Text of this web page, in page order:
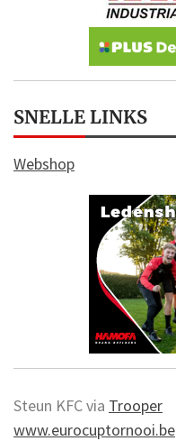
SNELLE LINKS
Webshop
Steun KFC via Trooper
www.eurocuptornooi.be